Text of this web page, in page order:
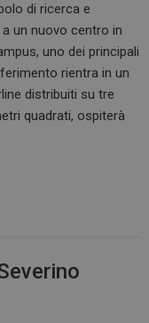
di ricerca e
a un nuovo centro in
uno dei principali
rientra in un
distribuiti su tre
quadrati, ospiterà